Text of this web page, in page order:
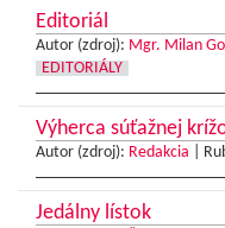
Editoriál
Autor (zdroj): Mgr. Milan
EDITORIÁLY
Výherca súťažnej
Autor (zdroj): Redakcia
Jedálny lístok